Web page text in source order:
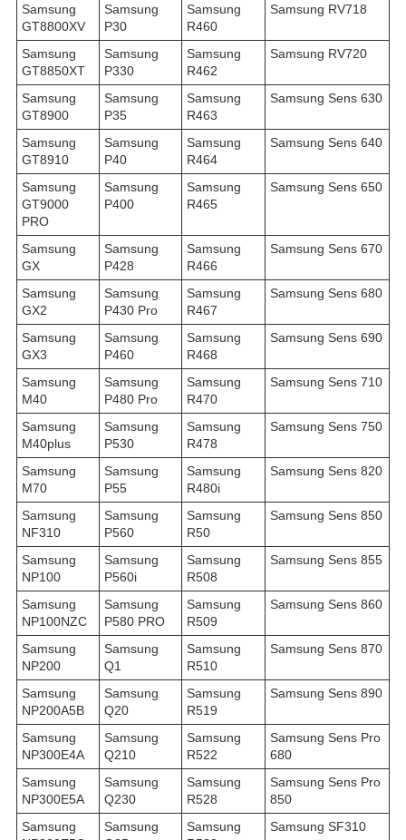
Samsung
GT8800XV
Samsung
P30
Samsung
R460
Samsung RV718
Samsung
GT8850XT
Samsung
P330
Samsung
R462
Samsung RV720
Samsung
GT8900
Samsung
P35
Samsung
R463
Samsung Sens 630
Samsung
GT8910
Samsung
P40
Samsung
R464
Samsung Sens 640
Samsung
GT9000
PRO
Samsung
P400
Samsung
R465
Samsung Sens 650
Samsung
GX
Samsung
P428
Samsung
R466
Samsung Sens 670
Samsung
GX2
Samsung
P430 Pro
Samsung
R467
Samsung Sens 680
Samsung
GX3
Samsung
P460
Samsung
R468
Samsung Sens 690
Samsung
M40
Samsung
P480 Pro
Samsung
R470
Samsung Sens 710
Samsung
M40plus
Samsung
P530
Samsung
R478
Samsung Sens 750
Samsung
M70
Samsung
P55
Samsung
R480i
Samsung Sens 820
Samsung
NF310
Samsung
P560
Samsung
R50
Samsung Sens 850
Samsung
NP100
Samsung
P560i
Samsung
R508
Samsung Sens 855
Samsung
NP100NZC
Samsung
P580 PRO
Samsung
R509
Samsung Sens 860
Samsung
NP200
Samsung
Q1
Samsung
R510
Samsung Sens 870
Samsung
NP200A5B
Samsung
Q20
Samsung
R519
Samsung Sens 890
Samsung
NP300E4A
Samsung
Q210
Samsung
R522
Samsung Sens Pro
680
Samsung
NP300E5A
Samsung
Q230
Samsung
R528
Samsung Sens Pro
850
Samsung
Samsung
Samsung
Samsung SF310